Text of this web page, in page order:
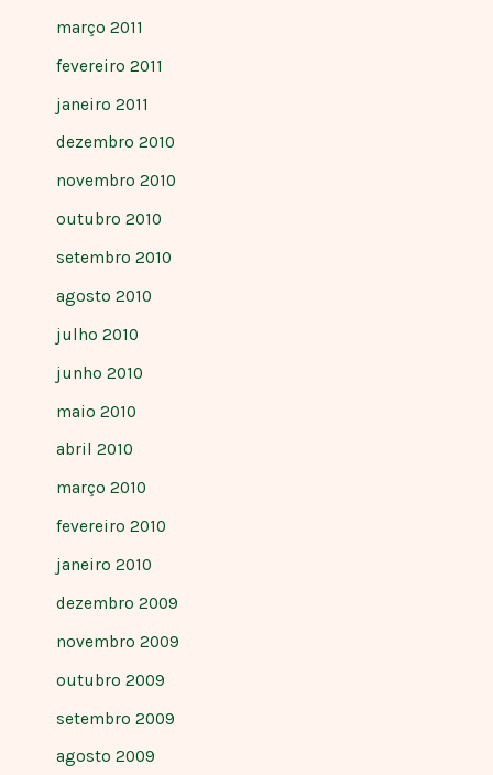
março 2011
fevereiro 2011
janeiro 2011
dezembro 2010
novembro 2010
outubro 2010
setembro 2010
agosto 2010
julho 2010
junho 2010
maio 2010
abril 2010
março 2010
fevereiro 2010
janeiro 2010
dezembro 2009
novembro 2009
outubro 2009
setembro 2009
agosto 2009